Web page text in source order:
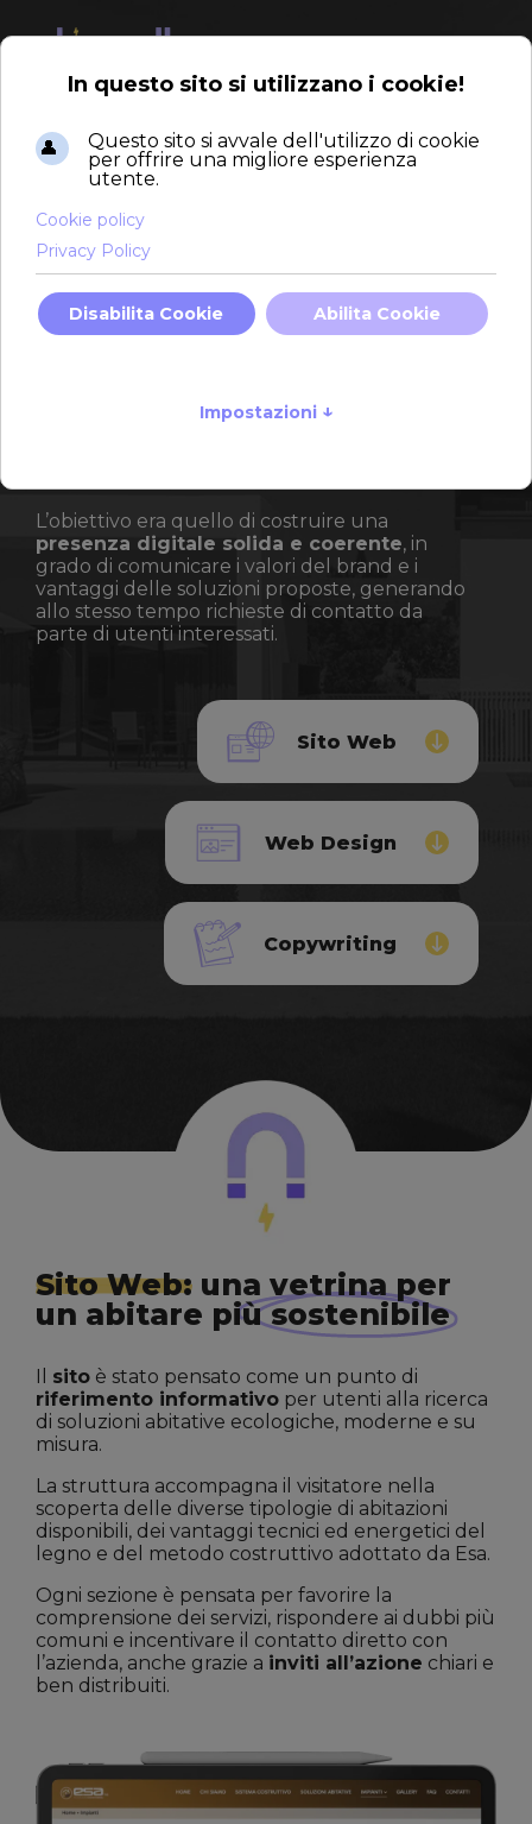
Esa Case in Legno
Esa Case in Legno
dedicata alla progettazione e realizzazione di
abitazioni prefabbricate in legno ad alta
efficienza energetica.
dell’edilizia sostenibile, ci siamo occupati dello
L’obiettivo era quello di costruire una
presenza digitale solida e coerente, in
grado di comunicare i valori del brand e i
vantaggi delle soluzioni proposte, generando
allo stesso tempo richieste di contatto da
parte di utenti interessati.
Sito Web
Web Design
Copywriting
Sito Web: una vetrina per
un abitare piùsostenibile
Il sito è stato pensato come un punto di
riferimento informativo per utenti alla ricerca
di soluzioni abitative ecologiche, moderne e su
misura.
La struttura accompagna il visitatore nella
scoperta delle diverse tipologie di abitazioni
disponibili, dei vantaggi tecnici ed energetici del
legno e del metodo costruttivo adottato da Esa.
Ogni sezione è pensata per favorire la
comprensione dei servizi, rispondere ai dubbi più
comuni e incentivare il contatto diretto con
l’azienda, anche grazie a inviti all’azione chiari e
ben distribuiti.